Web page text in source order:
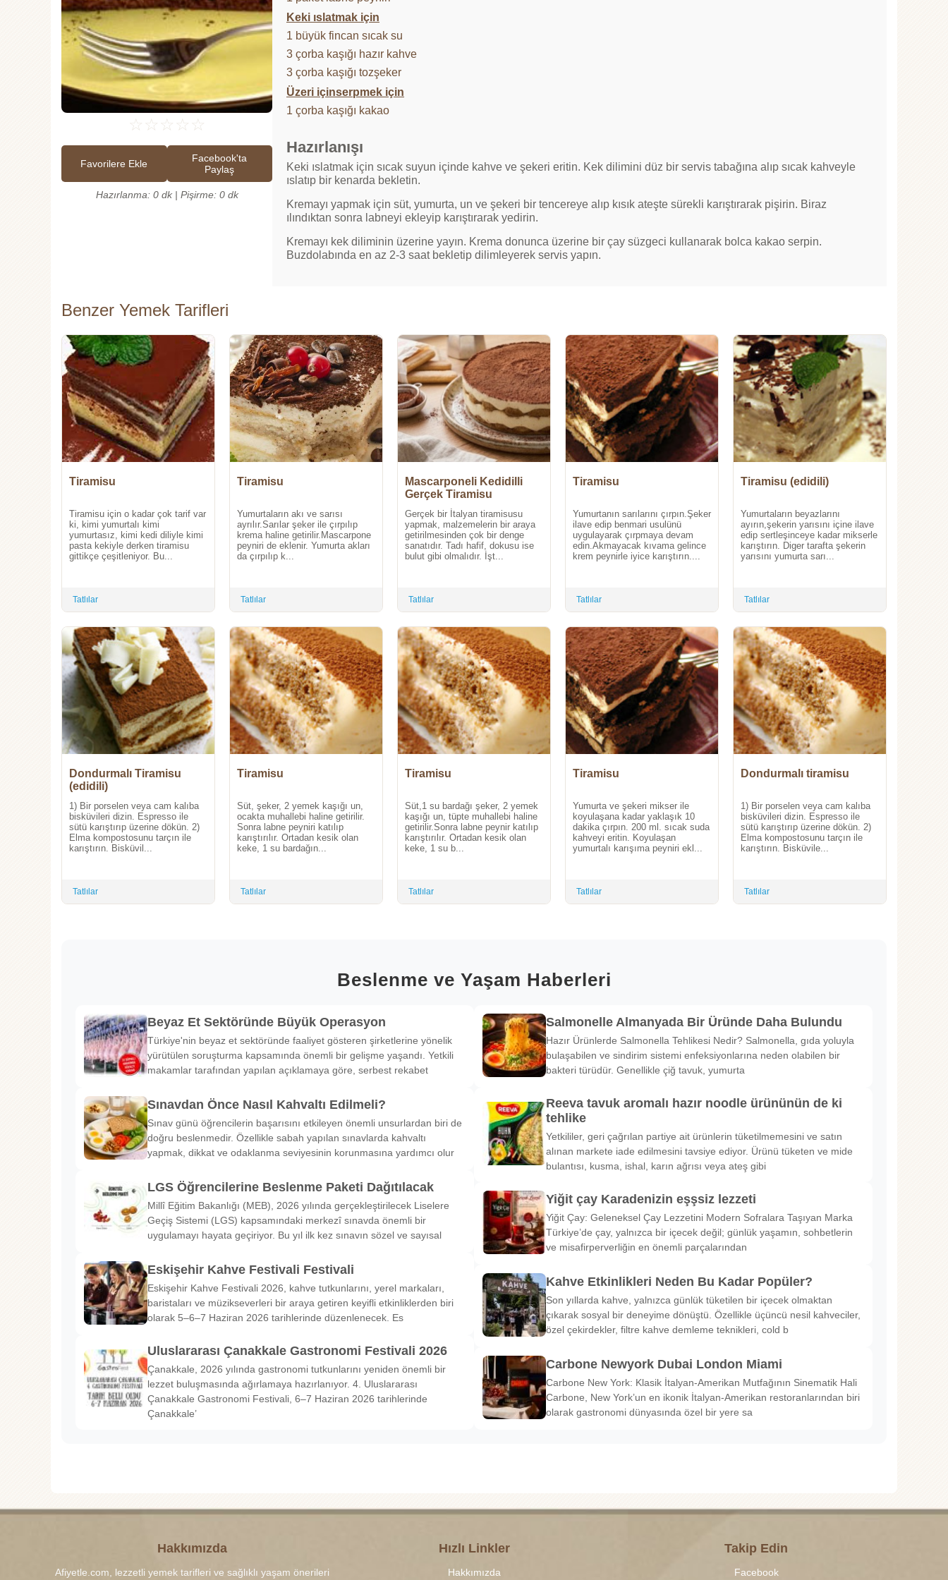
☆ ☆ ☆ ☆ ☆
Favorilere Ekle
Facebook'ta
Paylaş
Hazırlanma: 0 dk | Pişirme: 0 dk
Keki ıslatmak için
1 büyük fincan sıcak su
3 çorba kaşığı hazır kahve
3 çorba kaşığı tozşeker
Üzeri içinserpmek için
1 çorba kaşığı kakao
Hazırlanışı
Keki ıslatmak için sıcak suyun içinde kahve ve şekeri eritin. Kek dilimini düz bir servis tabağına alıp sıcak kahveyle
ıslatıp bir kenarda bekletin.
Kremayı yapmak için süt, yumurta, un ve şekeri bir tencereye alıp kısık ateşte sürekli karıştırarak pişirin. Biraz
ılındıktan sonra labneyi ekleyip karıştırarak yedirin.
Kremayı kek diliminin üzerine yayın. Krema donunca üzerine bir çay süzgeci kullanarak bolca kakao serpin.
Buzdolabında en az 2-3 saat bekletip dilimleyerek servis yapın.
Benzer Yemek Tarifleri
Tiramisu
Tiramisu için o kadar çok tarif var
ki, kimi yumurtalı kimi
yumurtasız, kimi kedi diliyle kimi
pasta kekiyle derken tiramisu
gittikçe çeşitleniyor. Bu...
Tatlılar
Tiramisu
Yumurtaların akı ve sarısı
ayrılır.Sarılar şeker ile çırpılıp
krema haline getirilir.Mascarpone
peyniri de eklenir. Yumurta akları
da çırpılıp k...
Tatlılar
Mascarponeli Kedidilli
Gerçek Tiramisu
Gerçek bir İtalyan tiramisusu
yapmak, malzemelerin bir araya
getirilmesinden çok bir denge
sanatıdır. Tadı hafif, dokusu ise
bulut gibi olmalıdır. İşt...
Tatlılar
Tiramisu
Yumurtanın sarılarını çırpın.Şeker
ilave edip benmari usulünü
uygulayarak çırpmaya devam
edin.Akmayacak kıvama gelince
krem peynirle iyice karıştırın....
Tatlılar
Tiramisu (edidili)
Yumurtaların beyazlarını
ayırın,şekerin yarısını içine ilave
edip sertleşinceye kadar mikserle
karıştırın. Diger tarafta şekerin
yarısını yumurta sarı...
Tatlılar
Dondurmalı Tiramisu
(edidili)
1) Bir porselen veya cam kalıba
bisküvileri dizin. Espresso ile
sütü karıştırıp üzerine dökün. 2)
Elma kompostosunu tarçın ile
karıştırın. Bisküvil...
Tatlılar
Tiramisu
Süt, şeker, 2 yemek kaşığı un,
ocakta muhallebi haline getirilir.
Sonra labne peyniri katılıp
karıştırılır. Ortadan kesik olan
keke, 1 su bardağın...
Tatlılar
Tiramisu
Süt,1 su bardağı şeker, 2 yemek
kaşığı un, tüpte muhallebi haline
getirilir.Sonra labne peynir katılıp
karıştırılır. Ortadan kesik olan
keke, 1 su b...
Tatlılar
Tiramisu
Yumurta ve şekeri mikser ile
koyulaşana kadar yaklaşık 10
dakika çırpın. 200 ml. sıcak suda
kahveyi eritin. Koyulaşan
yumurtalı karışıma peyniri ekl...
Tatlılar
Dondurmalı tiramisu
1) Bir porselen veya cam kalıba
bisküvileri dizin. Espresso ile
sütü karıştırıp üzerine dökün. 2)
Elma kompostosunu tarçın ile
karıştırın. Bisküvile...
Tatlılar
Beslenme ve Yaşam Haberleri
Beyaz Et Sektöründe Büyük Operasyon
Türkiye'nin beyaz et sektöründe faaliyet gösteren şirketlerine yönelik
yürütülen soruşturma kapsamında önemli bir gelişme yaşandı. Yetkili
makamlar tarafından yapılan açıklamaya göre, serbest rekabet
Sınavdan Önce Nasıl Kahvaltı Edilmeli?
Sınav günü öğrencilerin başarısını etkileyen önemli unsurlardan biri de
doğru beslenmedir. Özellikle sabah yapılan sınavlarda kahvaltı
yapmak, dikkat ve odaklanma seviyesinin korunmasına yardımcı olur
LGS Öğrencilerine Beslenme Paketi Dağıtılacak
Millî Eğitim Bakanlığı (MEB), 2026 yılında gerçekleştirilecek Liselere
Geçiş Sistemi (LGS) kapsamındaki merkezî sınavda önemli bir
uygulamayı hayata geçiriyor. Bu yıl ilk kez sınavın sözel ve sayısal
Eskişehir Kahve Festivali Festivali
Eskişehir Kahve Festivali 2026, kahve tutkunlarını, yerel markaları,
baristaları ve müzikseverleri bir araya getiren keyifli etkinliklerden biri
olarak 5–6–7 Haziran 2026 tarihlerinde düzenlenecek. Es
Uluslararası Çanakkale Gastronomi Festivali 2026
Çanakkale, 2026 yılında gastronomi tutkunlarını yeniden önemli bir
lezzet buluşmasında ağırlamaya hazırlanıyor. 4. Uluslararası
Çanakkale Gastronomi Festivali, 6–7 Haziran 2026 tarihlerinde
Çanakkale’
Salmonelle Almanyada Bir Üründe Daha Bulundu
Hazır Ürünlerde Salmonella Tehlikesi Nedir? Salmonella, gıda yoluyla
bulaşabilen ve sindirim sistemi enfeksiyonlarına neden olabilen bir
bakteri türüdür. Genellikle çiğ tavuk, yumurta
Reeva tavuk aromalı hazır noodle ürününün de ki
tehlike
Yetkililer, geri çağrılan partiye ait ürünlerin tüketilmemesini ve satın
alınan markete iade edilmesini tavsiye ediyor. Ürünü tüketen ve mide
bulantısı, kusma, ishal, karın ağrısı veya ateş gibi
Yiğit çay Karadenizin eşşsiz lezzeti
Yiğit Çay: Geleneksel Çay Lezzetini Modern Sofralara Taşıyan Marka
Türkiye’de çay, yalnızca bir içecek değil; günlük yaşamın, sohbetlerin
ve misafirperverliğin en önemli parçalarından
Kahve Etkinlikleri Neden Bu Kadar Popüler?
Son yıllarda kahve, yalnızca günlük tüketilen bir içecek olmaktan
çıkarak sosyal bir deneyime dönüştü. Özellikle üçüncü nesil kahveciler,
özel çekirdekler, filtre kahve demleme teknikleri, cold b
Carbone Newyork Dubai London Miami
Carbone New York: Klasik İtalyan-Amerikan Mutfağının Sinematik Hali
Carbone, New York’un en ikonik İtalyan-Amerikan restoranlarından biri
olarak gastronomi dünyasında özel bir yere sa
Hakkımızda
Afiyetle.com, lezzetli yemek tarifleri ve sağlıklı yaşam önerileri
Hızlı Linkler
Hakkımızda
Takip Edin
Facebook